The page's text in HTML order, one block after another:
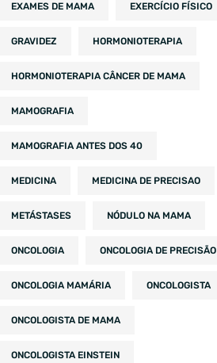
EXAMES DE MAMA EXERCÍCIO FÍSICO
GRAVIDEZ HORMONIOTERAPIA
HORMONIOTERAPIA CÂNCER DE MAMA
MAMOGRAFIA
MAMOGRAFIA ANTES DOS 40
MEDICINA MEDICINA DE PRECISAO
METÁSTASES NÓDULO NA MAMA
ONCOLOGIA ONCOLOGIA DE PRECISÃO
ONCOLOGIA MAMÁRIA ONCOLOGISTA
ONCOLOGISTA DE MAMA
ONCOLOGISTA EINSTEIN